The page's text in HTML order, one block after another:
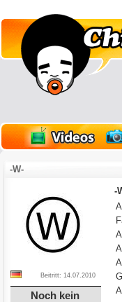
-W-
Beitritt: 14.07.2010
Noch kein
-